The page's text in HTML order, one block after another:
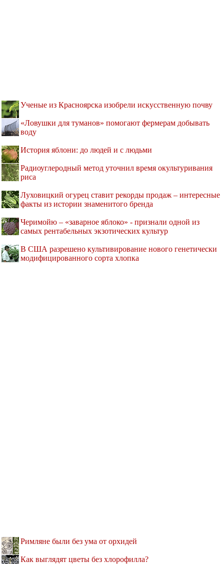
Ученые из Красноярска изобрели искусственную почву
«Ловушки для туманов» помогают фермерам добывать
воду
История яблони: до людей и с людьми
Радиоуглеродный метод уточнил время окультуривания
риса
Луховицкий огурец ставит рекорды продаж – интересные
факты из истории знаменитого бренда
Черимойю – «заварное яблоко» - признали одной из
самых рентабельных экзотических культур
В США разрешено культивирование нового генетически
модифицированного сорта хлопка
Римляне были без ума от орхидей
Как выглядят цветы без хлорофилла?